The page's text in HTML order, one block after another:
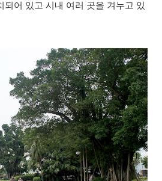
되어 있고 시내 여러 곳을 겨누고 있